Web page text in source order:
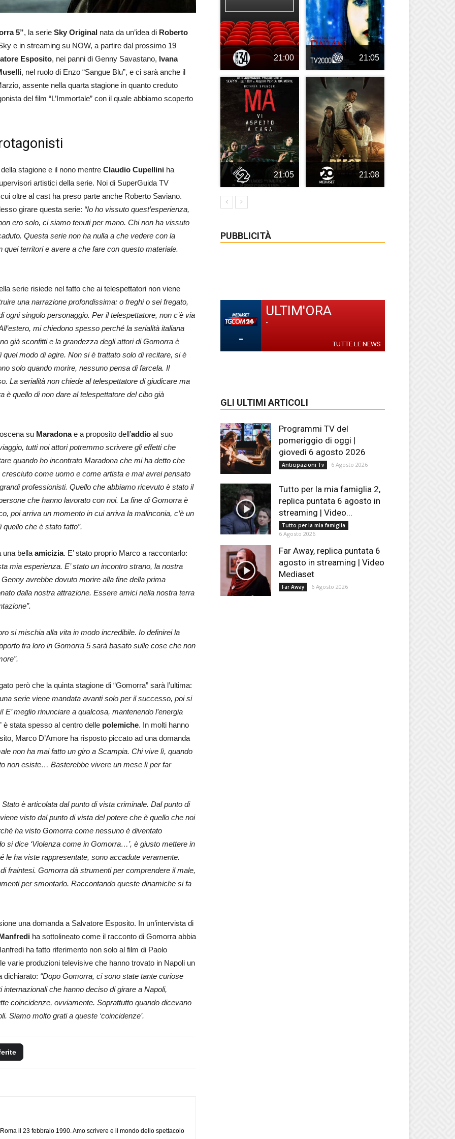
5”, la serie Sky Original nata da un’idea di Roberto
e in streaming su NOW, a partire dal prossimo 19
Esposito, nei panni di Genny Savastano, Ivana
, nel ruolo di Enzo “Sangue Blu”, e ci sarà anche il
assente nella quarta stagione in quanto creduto
del film “L’Immortale” con il quale abbiamo scoperto
stagione e il nono mentre Claudio Cupellini ha
artistici della serie. Noi di SuperGuida TV
oltre al cast ha preso parte anche Roberto Saviano.
girare questa serie: “Io ho vissuto quest’esperienza,
ero solo, ci siamo tenuti per mano. Chi non ha vissuto
Questa serie non ha nulla a che vedere con la
territori e avere a che fare con questo materiale.
serie risiede nel fatto che ai telespettatori non viene
una narrazione profondissima: o freghi o sei fregato,
ogni singolo personaggio. Per il telespettatore, non c’è via
mi chiedono spesso perché la serialità italiana
già sconfitti e la grandezza degli attori di Gomorra è
modo di agire. Non si è trattato solo di recitare, si è
solo quando morire, nessuno pensa di farcela. Il
La serialità non chiede al telespettatore di giudicare ma
quello di non dare al telespettatore del cibo già
su Maradonae a proposito dell’addio al suo
tutti noi attori potremmo scrivere gli effetti che
quando ho incontrato Maradona che mi ha detto che
come uomo e come artista e mai avrei pensato
professionisti. Quello che abbiamo ricevuto è stato il
che hanno lavorato con noi. La fine di Gomorra è
poi arriva un momento in cui arriva la malinconia, c’è un
quello che è stato fatto”.
una bella amicizia. E’ stato proprio Marco a raccontarlo:
mia esperienza. E’ stato un incontro strano, la nostra
avrebbe dovuto morire alla fine della prima
dalla nostra attrazione. Essere amici nella nostra terra
si mischia alla vita in modo incredibile. Io definirei la
tra loro in Gomorra 5 sarà basato sulle cose che non
però che la quinta stagione di “Gomorra” sarà l’ultima:
serie viene mandata avanti solo per il successo, poi si
meglio rinunciare a qualcosa, mantenendo l’energia
è stata spesso al centro delle polemiche. In molti hanno
Marco D’Amore ha risposto piccato ad una domanda
non ha mai fatto un giro a Scampia. Chi vive lì, quando
non esiste… Basterebbe vivere un mese lì per far
è articolata dal punto di vista criminale. Dal punto di
visto dal punto di vista del potere che è quello che noi
ha visto Gomorra come nessuno è diventato
si dice ‘Violenza come in Gomorra…’, è giusto mettere in
le ha viste rappresentate, sono accadute veramente.
fraintesi. Gomorra dà strumenti per comprendere il male,
per smontarlo. Raccontando queste dinamiche si fa
una domanda a Salvatore Esposito. In un’intervista di
ha sottolineato come il racconto di Gomorra abbia
ha fatto riferimento non solo al film di Paolo
varie produzioni televisive che hanno trovato in Napoli un
dichiarato: “Dopo Gomorra, ci sono state tante curiose
internazionali che hanno deciso di girare a Napoli,
coincidenze, ovviamente. Soprattutto quando dicevano
Siamo molto grati a queste ‘coincidenze’.
il 23 febbraio 1990. Amo scrivere e il mondo dello spettacolo
21:00 21:05
21:05 21:08
PUBBLICITÀ
-
ULTIM'ORA
-
TUTTE LE NEWS
GLI ULTIMI ARTICOLI
Programmi TV del
pomeriggio di oggi |
giovedì 6 agosto 2026
Anticipazioni Tv 6 Agosto 2026
Tutto per la mia famiglia 2,
replica puntata 6 agosto in
streaming | Video...
Tutto per la mia famiglia
6 Agosto 2026
Far Away, replica puntata 6
agosto in streaming | Video
Mediaset
Far Away 6 Agosto 2026